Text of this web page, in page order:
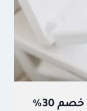
30%